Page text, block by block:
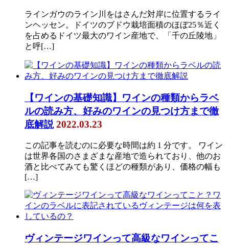
ラインガウのライン川をはさんだ対岸に位置するライ
ンヘッセン。ドイツのブドウ栽培面積のほぼ25％近く
を占めるドイツ最大のワイン産地で、「千の丘陵地」
と呼[…]
【ワインの基礎知識】ワインの種類からラベ
ルの読み方、好みのワインの見つけ方まで徹
底解説 2022.03.23
この記事を読むのに必要な時間は約 1 分です。 ワイン
は世界各国のさまざまな産地で造られており、他のお
酒と比べてみても驚くほどの種類があり、価格の幅も
[…]
ヴィンテージワインって高級なワインってこ